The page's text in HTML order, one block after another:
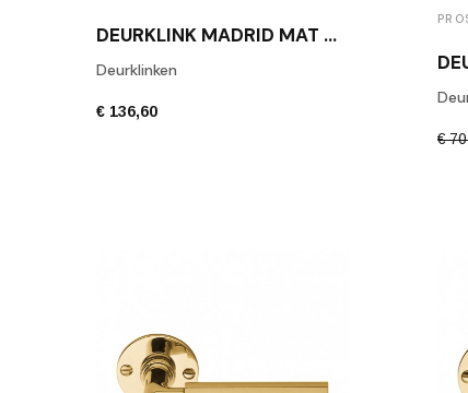
DEURKLINK MADRID MAT MESSING
Deurklinken
€ 136,60
€